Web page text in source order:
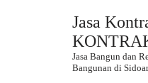
Jasa
Jasa Bangun dan
Bangunan di